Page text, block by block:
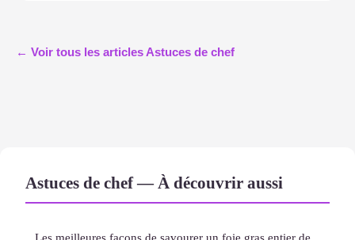
← Voir tous les articles Astuces de chef
Astuces de chef — À découvrir aussi